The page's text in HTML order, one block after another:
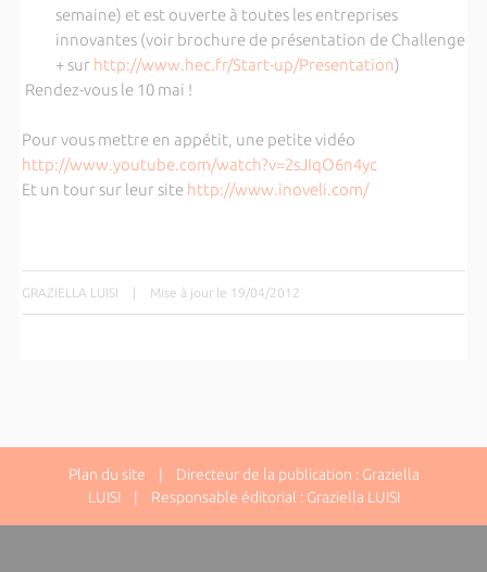
semaine) et est ouverte à toutes les entreprises
innovantes (voir brochure de présentation de Challenge
+ sur http://www.hec.fr/Start-up/Presentation)
Rendez-vous le 10 mai !
Pour vous mettre en appétit, une petite vidéo
http://www.youtube.com/watch?v=2sJIqO6n4yc
Et un tour sur leur site http://www.inoveli.com/
GRAZIELLA LUISI | Mise à jour le 19/04/2012
Plan du site | Directeur de la publication : Graziella
LUISI | Responsable éditorial : Graziella LUISI